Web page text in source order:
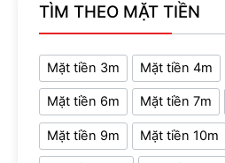
TÌM THEO MẶT TIỀN
Mặt tiền 3m Mặt tiền 4m
Mặt tiền 6m Mặt tiền 7m
Mặt tiền 9m Mặt tiền 10m